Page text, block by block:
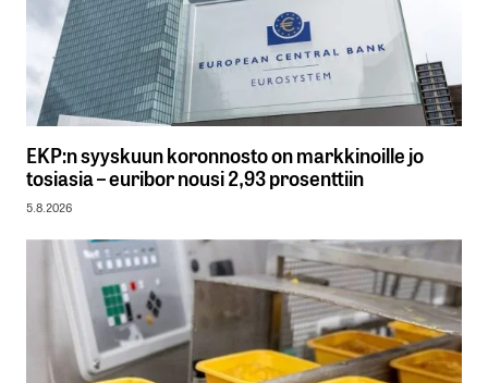
EKP:n syyskuun koronnosto on markkinoille jo
tosiasia – euribor nousi 2,93 prosenttiin
5.8.2026